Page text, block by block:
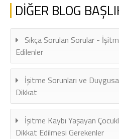
DİĞER BLOG
Sıkça Sorulan Sorular -
Edilenler
İşitme Sorunları ve
Dikkat
İşitme Kaybı Yaşayan
Dikkat Edilmesi Gerekenler